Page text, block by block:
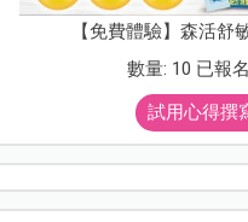
【免費體驗】森活舒
數量: 10 已報
試用心得撰